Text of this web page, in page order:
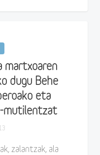
martxoaren
dugu Behe
eta
mutilentzat
zalantzak, ala